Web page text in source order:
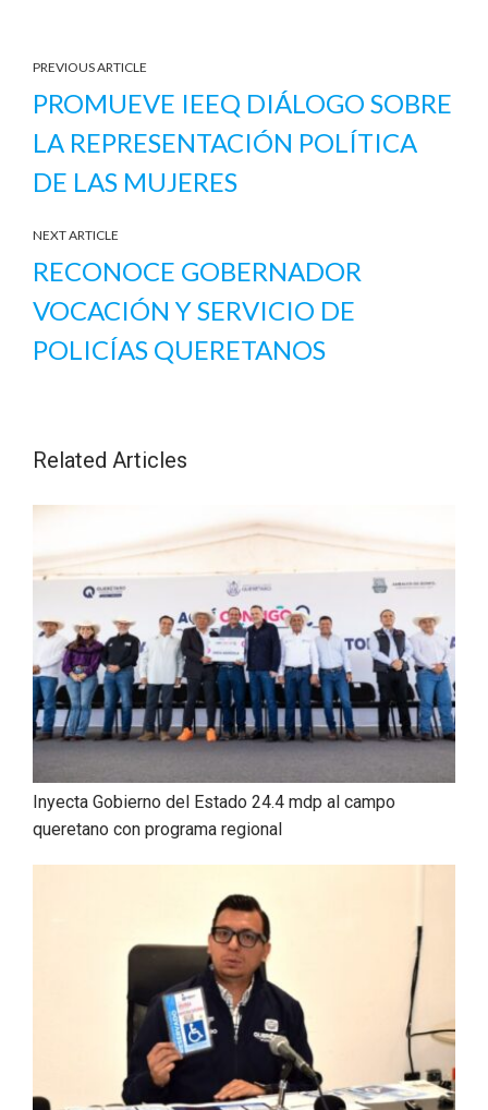
PREVIOUS ARTICLE
PROMUEVE IEEQ DIÁLOGO SOBRE
LA REPRESENTACIÓN POLÍTICA
DE LAS MUJERES
NEXT ARTICLE
RECONOCE GOBERNADOR
VOCACIÓN Y SERVICIO DE
POLICÍAS QUERETANOS
Related Articles
Inyecta Gobierno del Estado 24.4 mdp al campo
queretano con programa regional